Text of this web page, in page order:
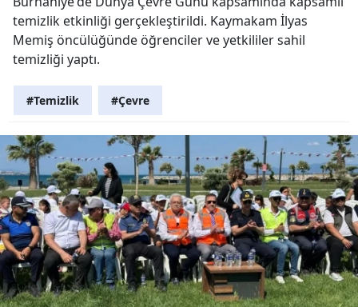
temizlik etkinliği gerçekleştirildi. Kaymakam İlyas
Memiş öncülüğünde öğrenciler ve yetkililer sahil
temizliği yaptı.
#Temizlik #Çevre